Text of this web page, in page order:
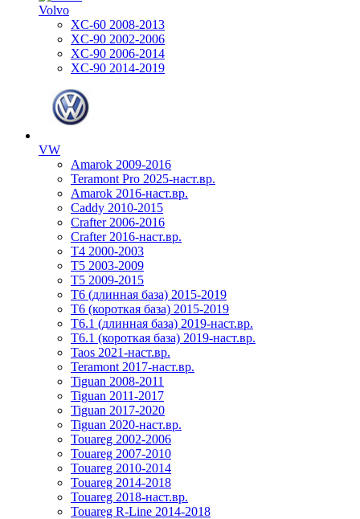
Volvo
XC-60 2008-2013
XC-90 2002-2006
XC-90 2006-2014
XC-90 2014-2019
VW
Amarok 2009-2016
Teramont Pro 2025-наст.вр.
Amarok 2016-наст.вр.
Caddy 2010-2015
Crafter 2006-2016
Crafter 2016-наст.вр.
T4 2000-2003
T5 2003-2009
T5 2009-2015
T6 (длинная база) 2015-2019
Т6 (короткая база) 2015-2019
T6.1 (длинная база) 2019-наст.вр.
T6.1 (короткая база) 2019-наст.вр.
Taos 2021-наст.вр.
Teramont 2017-наст.вр.
Tiguan 2008-2011
Tiguan 2011-2017
Tiguan 2017-2020
Tiguan 2020-наст.вр.
Touareg 2002-2006
Touareg 2007-2010
Touareg 2010-2014
Touareg 2014-2018
Touareg 2018-наст.вр.
Touareg R-Line 2014-2018